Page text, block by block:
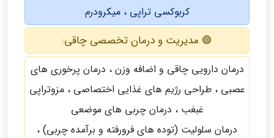
کربوکسی تراپی ، میکرودرم
🟢 مدیریت و درمان تخصصی چاقی:
درمان دارویی چاقی و اضافه وزن ، درمان پرخوری های
عصبی ، طراحی رژیم های غذایی اختصاصی ، مزوتراپی
غبغب ، درمان چربی های موضعی
درمان سلولیت (توده های فرورفته و برآمده چربی) ،